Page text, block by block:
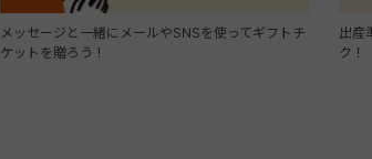
メッセージと一緒にメールやSNSを使ってギフトチ
ケットを贈ろう！
出産
ク！